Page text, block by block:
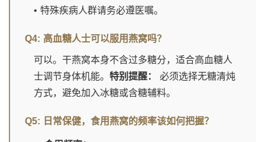
• 特殊疾病人群请务必遵医嘱。
Q4: 高血糖人士可以服用燕窝吗？
可以。干燕窝本身不含过多糖分，适合高血糖人
士调节身体机能。 特别提醒：
必须选择无糖清炖
方式，避免加入冰糖或含糖辅料。
Q5: 日常保健，食用燕窝的频率该如何把握？